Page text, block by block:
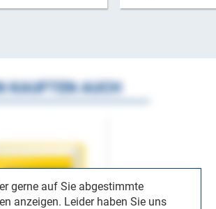
gerne auf Sie abgestimmte
anzeigen. Leider haben Sie uns
KAUFTEN AUCH